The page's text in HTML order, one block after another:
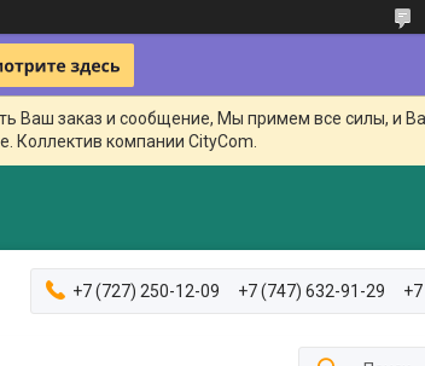
Ваш заказ и сообщение, Мы примем все силы, и
Коллектив компании CityCom.
+7 (727) 250-12-09 +7 (747) 632-91-29